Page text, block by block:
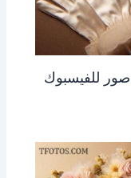
للفيسبوك